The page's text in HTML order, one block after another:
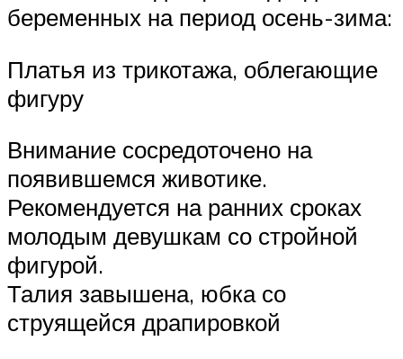
беременных на период осень-зима:
Платья из трикотажа, облегающие
фигуру
Внимание сосредоточено на
появившемся животике.
Рекомендуется на ранних сроках
молодым девушкам со стройной
фигурой.
Талия завышена, юбка со
струящейся драпировкой